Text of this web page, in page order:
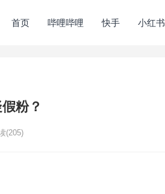
首页 哔哩哔哩 快手 小红书
粉？
(205)